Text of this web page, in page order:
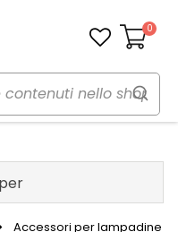
Carrello
0
Accessori per lampadine